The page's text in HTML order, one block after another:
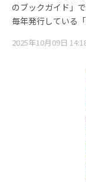
のブックガイド」
毎年発行している
2025年10月09日